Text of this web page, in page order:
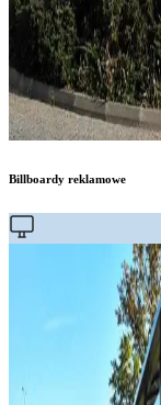
Billboardy reklamowe